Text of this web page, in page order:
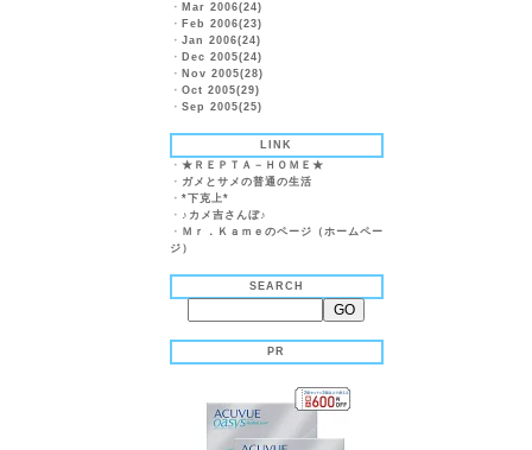
・ Mar 2006(24)
・ Feb 2006(23)
・ Jan 2006(24)
・ Dec 2005(24)
・ Nov 2005(28)
・ Oct 2005(29)
・ Sep 2005(25)
LINK
・ ★ＲＥＰＴＡ－ＨＯＭＥ★
・ ガメとサメの普通の生活
・ *下克上*
・ ♪カメ吉さんぼ♪
・ Ｍｒ．Ｋａｍｅのページ（ホームペー
ジ）
SEARCH
PR